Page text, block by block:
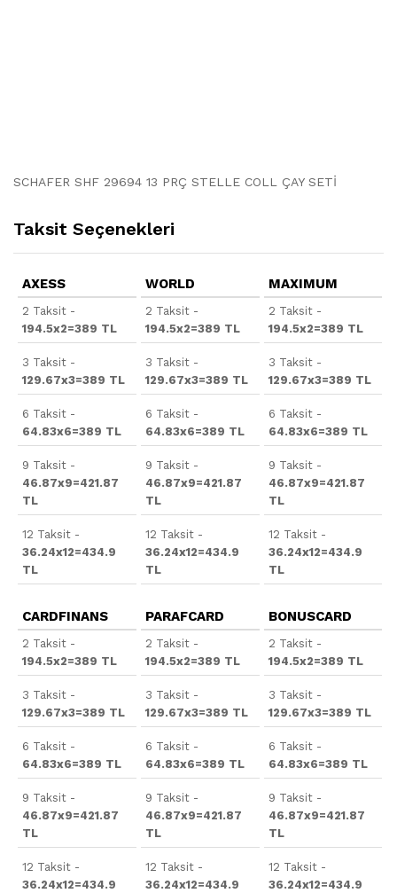
SCHAFER SHF 29694 13 PRÇ STELLE COLL ÇAY SETİ
Taksit Seçenekleri
AXESS
2 Taksit -
194.5x2=389 TL
3 Taksit -
129.67x3=389 TL
6 Taksit -
64.83x6=389 TL
9 Taksit -
46.87x9=421.87
TL
12 Taksit -
36.24x12=434.9
TL
WORLD
2 Taksit -
194.5x2=389 TL
3 Taksit -
129.67x3=389 TL
6 Taksit -
64.83x6=389 TL
9 Taksit -
46.87x9=421.87
TL
12 Taksit -
36.24x12=434.9
TL
MAXIMUM
2 Taksit -
194.5x2=389 TL
3 Taksit -
129.67x3=389 TL
6 Taksit -
64.83x6=389 TL
9 Taksit -
46.87x9=421.87
TL
12 Taksit -
36.24x12=434.9
TL
CARDFINANS
2 Taksit -
194.5x2=389 TL
3 Taksit -
129.67x3=389 TL
6 Taksit -
64.83x6=389 TL
9 Taksit -
46.87x9=421.87
TL
12 Taksit -
36.24x12=434.9
PARAFCARD
2 Taksit -
194.5x2=389 TL
3 Taksit -
129.67x3=389 TL
6 Taksit -
64.83x6=389 TL
9 Taksit -
46.87x9=421.87
TL
12 Taksit -
36.24x12=434.9
BONUSCARD
2 Taksit -
194.5x2=389 TL
3 Taksit -
129.67x3=389 TL
6 Taksit -
64.83x6=389 TL
9 Taksit -
46.87x9=421.87
TL
12 Taksit -
36.24x12=434.9